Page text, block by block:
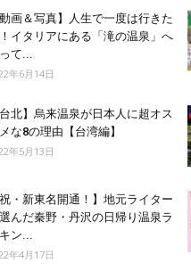
動画＆写真】人生で一度は行きた
イタリアにある「滝の温泉」へ
て...
年6月14日
台北】烏来温泉が日本人に超オス
な8の理由【台湾編】
年5月13日
祝・新東名開通！】地元ライター
んだ秦野・丹沢の日帰り温泉ラ
ン...
年4月17日